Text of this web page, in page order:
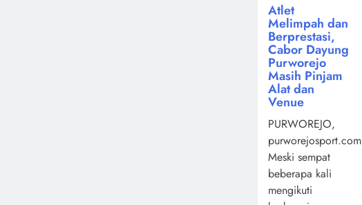
Atlet
Melimpah dan
Berprestasi,
Cabor Dayung
Purworejo
Masih Pinjam
Alat dan
Venue
PURWOREJO,
purworejosport.com,
Meski sempat
beberapa kali
mengikuti